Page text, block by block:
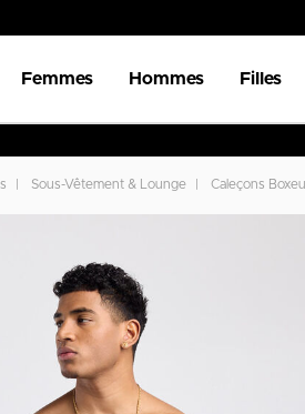
Femmes Hommes Filles
Sous-Vêtement & Lounge Caleçons